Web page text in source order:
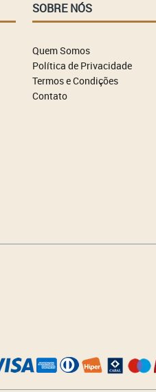
SOBRE NÓS
Quem Somos
Política de Privacidade
Termos e Condições
Contato